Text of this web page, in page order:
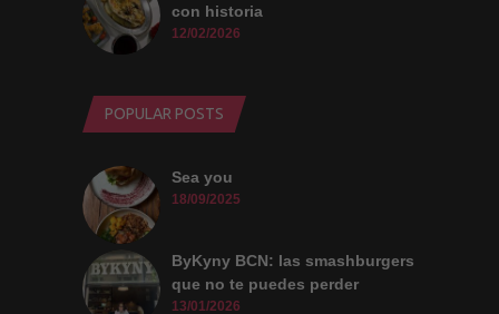
con historia
12/02/2026
POPULAR POSTS
Sea you
18/09/2025
ByKyny BCN: las smashburgers
que no te puedes perder
13/01/2026